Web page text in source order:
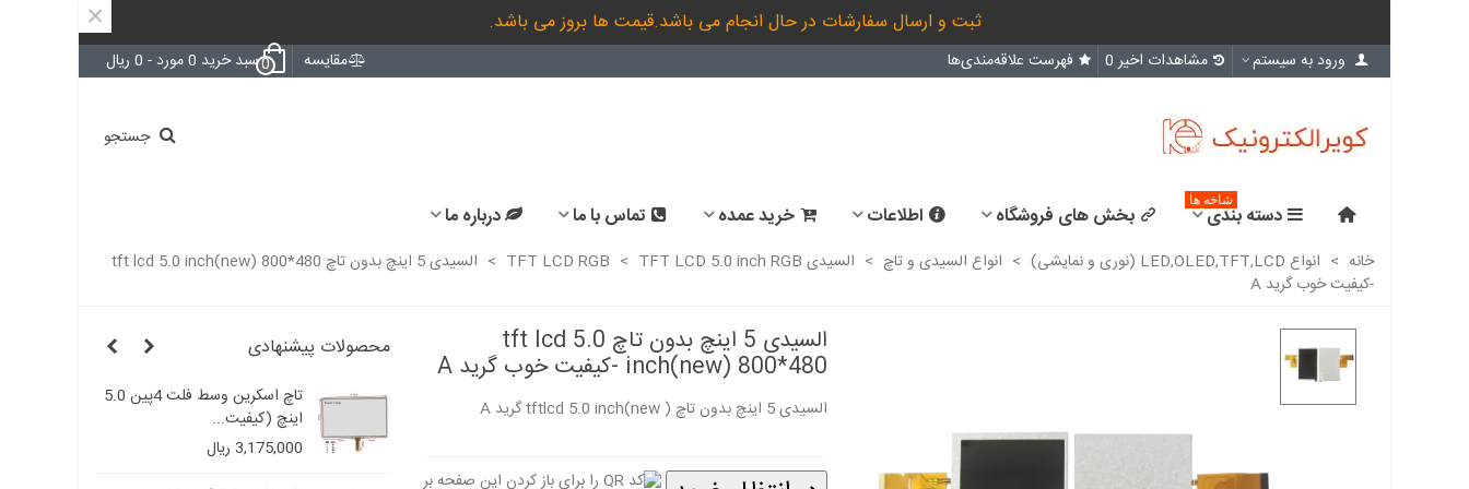
ثبت و ارسال سفارشات در حال انجام می باشد.قیمت ها بروز می باشد. ×
ورود به سیستم مشاهدات اخیر 0 فهرست علاقه‌مندی‌ها مقایسه 0سبد خرید 0مورد - 0 ریال
جستجو
دسته بندی
شاخه ها
بخش های فروشگاه اطلاعات خرید عمده تماس با ما درباره ما
خانه > انواع LED,OLED,TFT,LCD (نوری و نمایشی) > انواع السیدی و تاچ > السیدی TFT LCD RGB > TFT LCD 5.0 inch RGB
>
السیدی 5 اینچ بدون تاچ tft lcd 5.0 inch(new) 800*480
-کیفیت خوب گرید A
السیدی 5 اینچ بدون تاچ tft lcd 5.0
inch(new) 800*480 -کیفیت خوب گرید A
السیدی 5 اینچ بدون تاچ tftlcd 5.0 inch(new ) گرید A
محصولات پیشنهادی
اینچ (کیفیت...
اینچ (کیفیت...
تاچ اسکرین وسط فلت 4پین 5.0
اینچ (کیفیت...
3,175,000 ریال